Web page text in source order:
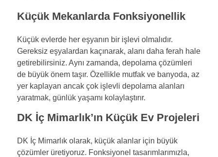
Küçük Mekanlarda Fonksiyonellik
Küçük evlerde her eşyanın bir işlevi olmalıdır.
Gereksiz eşyalardan kaçınarak, alanı daha ferah hale
getirebilirsiniz. Aynı zamanda, depolama çözümleri
de büyük önem taşır. Özellikle mutfak ve banyoda, az
yer kaplayan ancak çok işlevli depolama alanları
yaratmak, günlük yaşamı kolaylaştırır.
DK İç Mimarlık’ın Küçük Ev Projeleri
DK İç Mimarlık olarak, küçük alanlar için büyük
çözümler üretiyoruz. Fonksiyonel tasarımlarımızla,